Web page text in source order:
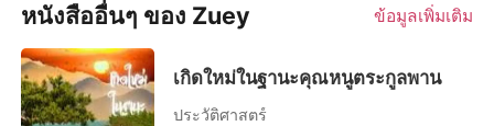
หนังสืออื่นๆ ของ Zuey ข้อมูลเพิ่มเติม
เกิดใหม่ในฐานะคุณหนูตระกูลพาน
ประวัติศาสตร์